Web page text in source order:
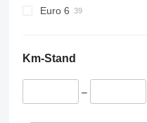
Euro 6
Km-Stand
–